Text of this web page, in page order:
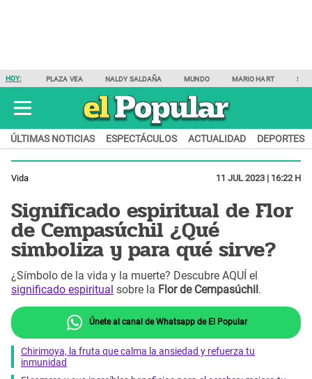
HOY: PLAZA VEA NALDY SALDAÑA MUNDO MARIO HART
ÚLTIMAS NOTICIAS ESPECTÁCULOS ACTUALIDAD DEPORTES
Vida 11 JUL 2023 | 16:22 H
Significado espiritual de Flor
de Cempasúchil ¿Qué
simboliza y para qué sirve?
¿Símbolo de la vida y la muerte? Descubre AQUÍ el
significado espiritual sobre la Flor de Cempasúchil .
Únete al canal de Whatsapp de El Popular
Chirimoya, la fruta que calma la ansiedad y refuerza tu
inmunidad